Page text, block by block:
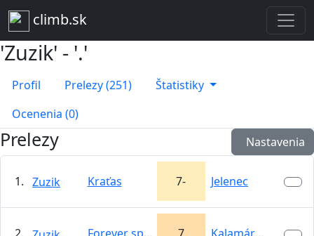
climb.sk
'Zuzik' - '.'
Profil Prelezy (251)
Štatistiky
Ocenenia (0)
Prelezy Nastavenia
1. Zuzik Kraťas 7- Jelenec